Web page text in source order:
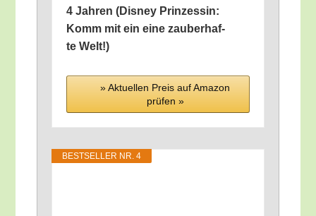
4 Jah­ren (Dis­ney Prin­zes­sin:
Komm mit ein eine zau­ber­haf­
te Welt!)
» Aktu­el­len Preis auf Ama­zon
prü­fen »
BEST­SEL­LER NR. 4